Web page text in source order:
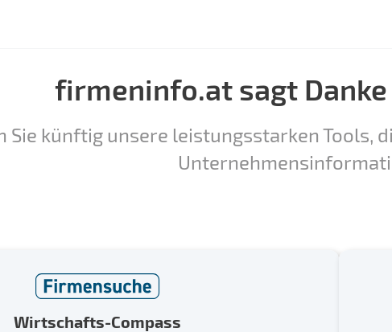
firmeninfo.at sagt
Sie künftig unsere leistungsstarken Tools,
Wirtschafts-Compass